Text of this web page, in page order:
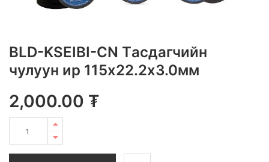
BLD-KSEIBI-CN Tасдагчийн
чулуун ир 115х22.2х3.0мм
2,000.00 ₮